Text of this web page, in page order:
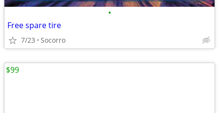
•
Free spare tire
7/23 Socorro
$99